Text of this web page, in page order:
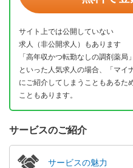
サイト上では公開していない
求人（非公開求人）もあります
「高年収かつ転勤なしの調剤薬局
といった人気求人の場合、「マイ
にご紹介してしまうこともあるた
こともあります。
サービスのご紹介
サービスの魅力